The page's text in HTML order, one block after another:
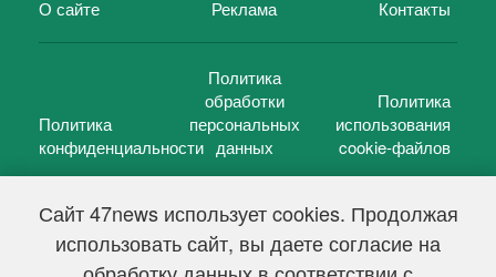
Сайт 47news использует cookies. Продолжая
использовать сайт, вы даете согласие на
О сайте Реклама Контакты
Политика
конфиденциальности
Политика
обработки
персональных
данных
Политика
использования
cookie-файлов
47 новостей (47 news)2005 — 2026 г.